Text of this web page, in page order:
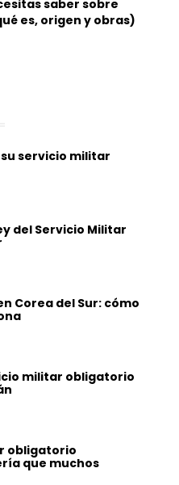
saber sobre
es, origen y obras)
su servicio militar
del Servicio Militar
Corea del Sur: cómo
militar obligatorio
obligatorio
que muchos